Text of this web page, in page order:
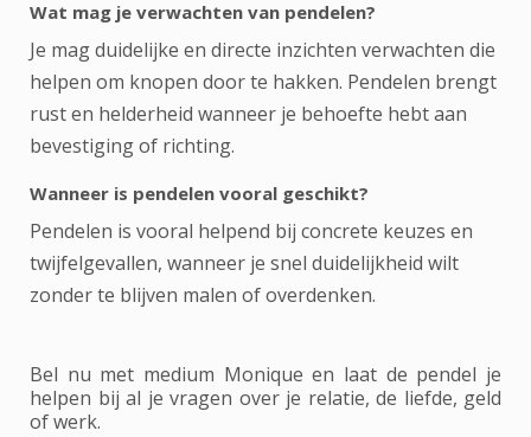
Wat mag je verwachten van pendelen?
Je mag duidelijke en directe inzichten verwachten die
helpen om knopen door te hakken. Pendelen brengt
rust en helderheid wanneer je behoefte hebt aan
bevestiging of richting.
Wanneer is pendelen vooral geschikt?
Pendelen is vooral helpend bij concrete keuzes en
twijfelgevallen, wanneer je snel duidelijkheid wilt
zonder te blijven malen of overdenken.
Bel nu met medium Monique en laat de pendel je
helpen bij al je vragen over je relatie, de liefde, geld
of werk.